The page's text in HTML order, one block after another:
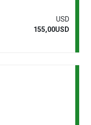
USD
155,00USD